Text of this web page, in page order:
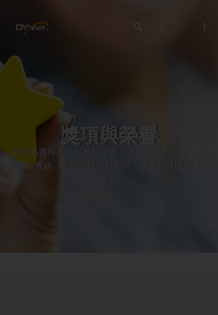
獎項與榮譽
我們為獲得的榮譽感到自豪，這些榮譽不僅認可我
們的成就，還包括我們對客戶、員工和社區的承